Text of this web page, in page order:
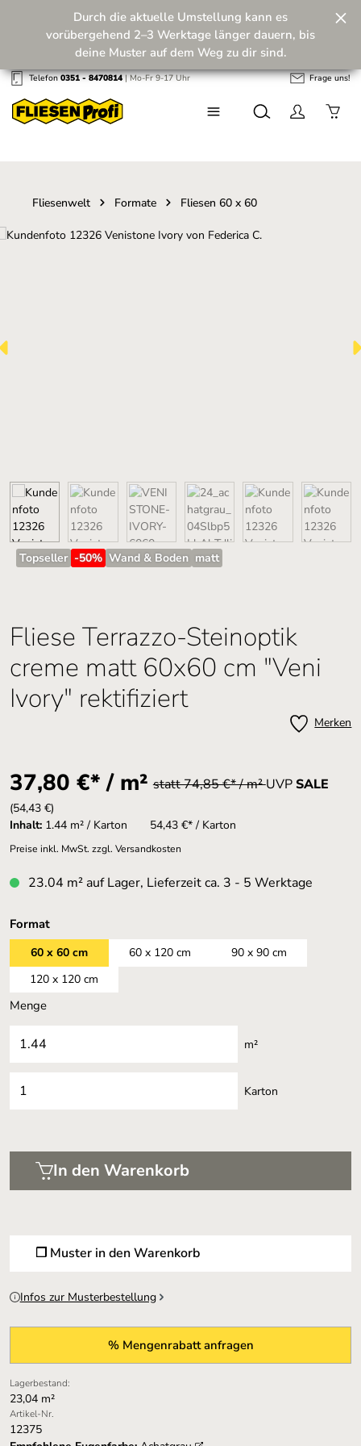
Zum Hauptinhalt springen
Zukunft! 💪
Durch die aktuelle Umstellung kann es
vorübergehend 2–3 Werktage länger dauern, bis
deine Muster auf dem Weg zu dir sind.
Telefon0351 - 8470814| Mo-Fr 9-17 Uhr Frage uns!
Fliesenwelt Formate Fliesen 60 x 60
Bildergalerie überspringen
Topseller -50% Wand & Boden matt
Fliese Terrazzo-Steinoptik
creme matt 60x60 cm "Veni
Ivory" rektifiziert
Merken
37,80 €* / m² statt 74,85 €* / m²UVPSALE
(54,43 €)
Inhalt: 1.44 m² / Karton 54,43 €* / Karton
Preise inkl. MwSt. zzgl. Versandkosten
23.04 m² auf Lager, Lieferzeit ca. 3 - 5 Werktage
Formatauswählen
60 x 60 cm 60 x 120 cm
90 x 90 cm
120 x 120 cm
Menge
m²
Karton
In den Warenkorb
% Mengenrabatt anfragen
❐ Muster in den Warenkorb
Infos zur Musterbestellung
Lagerbestand:
23,04 m²
Artikel-Nr.
12375